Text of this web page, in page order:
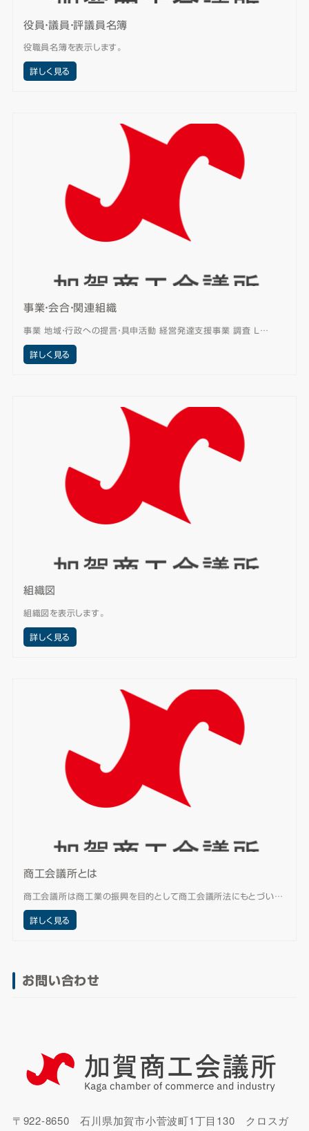
役員・議員・評議員名簿
役職員名簿を表示します。
詳しく見る
事業・会合・関連組織
事業 地域・行政への提言・具申活動 経営発達支援事業 調査 Ｌ…
詳しく見る
組織図
組織図を表示します。
詳しく見る
商工会議所とは
商工会議所は商工業の振興を目的として商工会議所法にもとづい…
詳しく見る
お問い合わせ
〒922-8650 石川県加賀市小菅波町1丁目130 クロスガ